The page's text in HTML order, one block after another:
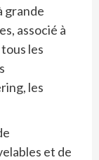
grande
associé à
les
les
et de